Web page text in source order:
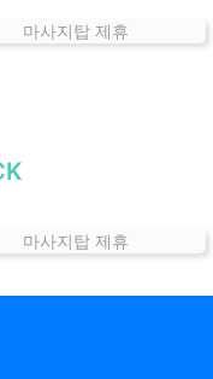
마사지탑 제휴
마사지탑 제휴